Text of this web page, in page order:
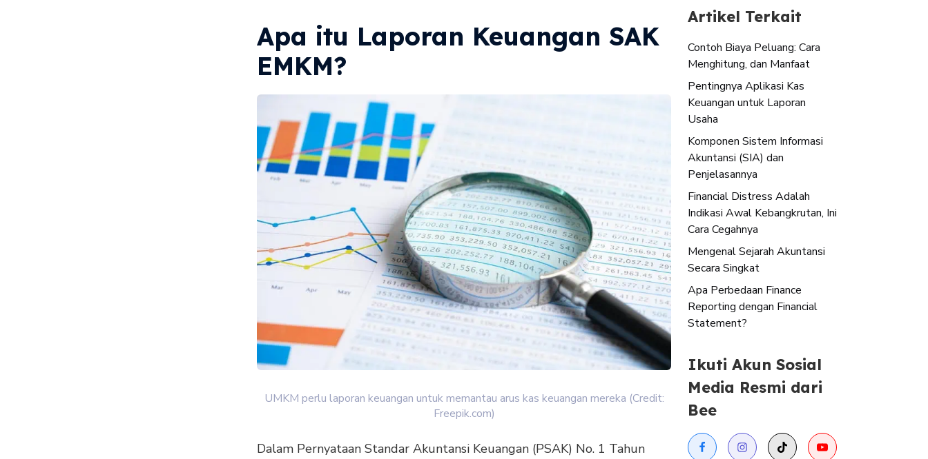
Apa itu Laporan Keuangan SAK
EMKM?
UMKM perlu laporan keuangan untuk memantau arus kas keuangan mereka (Credit:
Freepik.com)
Dalam Pernyataan Standar Akuntansi Keuangan (PSAK) No. 1 Tahun
Artikel Terkait
Contoh Biaya Peluang: Cara
Menghitung, dan Manfaat
Pentingnya Aplikasi Kas
Keuangan untuk Laporan
Usaha
Komponen Sistem Informasi
Akuntansi (SIA) dan
Penjelasannya
Financial Distress Adalah
Indikasi Awal Kebangkrutan, Ini
Cara Cegahnya
Mengenal Sejarah Akuntansi
Secara Singkat
Apa Perbedaan Finance
Reporting dengan Financial
Statement?
Ikuti Akun Sosial
Media Resmi dari
Bee